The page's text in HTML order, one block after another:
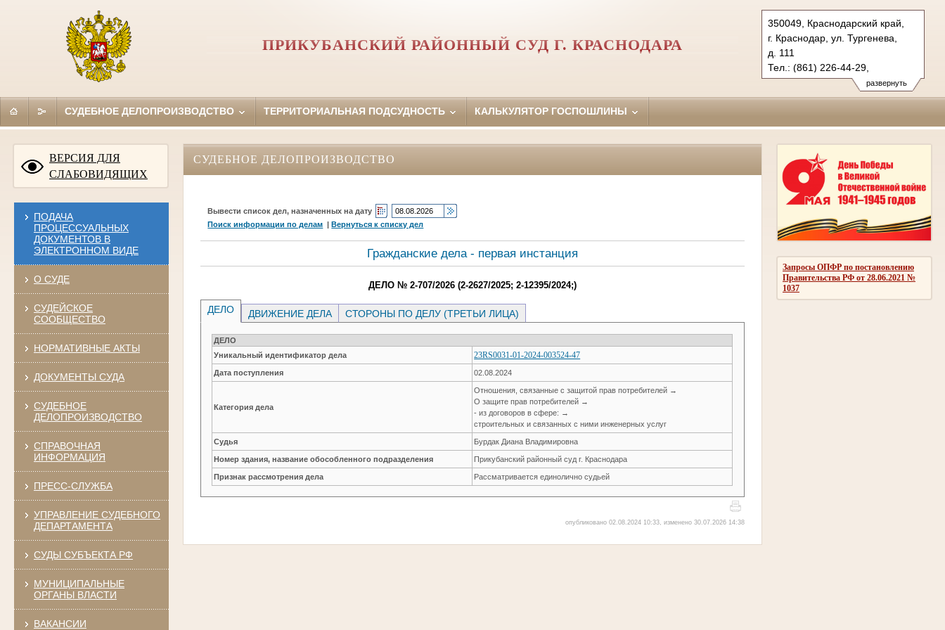
развернуть
350049, Краснодарский край,
г. Краснодар, ул. Тургенева,
д. 111
Тел.: (861) 226-44-29,
(861) 226-05-32
krasnodar-
ПРИКУБАНСКИЙ РАЙОННЫЙ СУД Г. КРАСНОДАРА
СУДЕБНОЕ ДЕЛОПРОИЗВОДСТВО ТЕРРИТОРИАЛЬНАЯ ПОДСУДНОСТЬ КАЛЬКУЛЯТОР ГОСПОШЛИНЫ
ВЕРСИЯ ДЛЯ
СЛАБОВИДЯЩИХ
ПОДАЧА
ПРОЦЕССУАЛЬНЫХ
ДОКУМЕНТОВ В
ЭЛЕКТРОННОМ ВИДЕ
О СУДЕ
СУДЕЙСКОЕ
СООБЩЕСТВО
НОРМАТИВНЫЕ АКТЫ
ДОКУМЕНТЫ СУДА
СУДЕБНОЕ
ДЕЛОПРОИЗВОДСТВО
СПРАВОЧНАЯ
ИНФОРМАЦИЯ
ПРЕСС-СЛУЖБА
УПРАВЛЕНИЕ СУДЕБНОГО
ДЕПАРТАМЕНТА
СУДЫ СУБЪЕКТА РФ
МУНИЦИПАЛЬНЫЕ
ОРГАНЫ ВЛАСТИ
ВАКАНСИИ
Запросы ОПФР по постановлению
Правительства РФ от 28.06.2021 №
1037
СУДЕБНОЕ ДЕЛОПРОИЗВОДСТВО
Вывести список дел, назначенных на дату
Поиск информации по делам |Вернуться к списку дел
Гражданские дела - первая инстанция
ДЕЛО № 2-707/2026 (2-2627/2025; 2-12395/2024;)
ДЕЛО ДВИЖЕНИЕ ДЕЛА СТОРОНЫ ПО ДЕЛУ (ТРЕТЬИ ЛИЦА)
ДЕЛО
Уникальный идентификатор дела
23RS0031-01-2024-003524-47
Дата поступления 02.08.2024
Категория дела
Отношения, связанные с защитой прав потребителей →
О защите прав потребителей →
- из договоров в сфере: →
строительных и связанных с ними инженерных услуг
Судья Бурдак Диана Владимировна
Номер здания, название обособленного подразделения Прикубанский районный суд г. Краснодара
Признак рассмотрения дела Рассматривается единолично судьей
опубликовано 02.08.2024 10:33, изменено 30.07.2026 14:38